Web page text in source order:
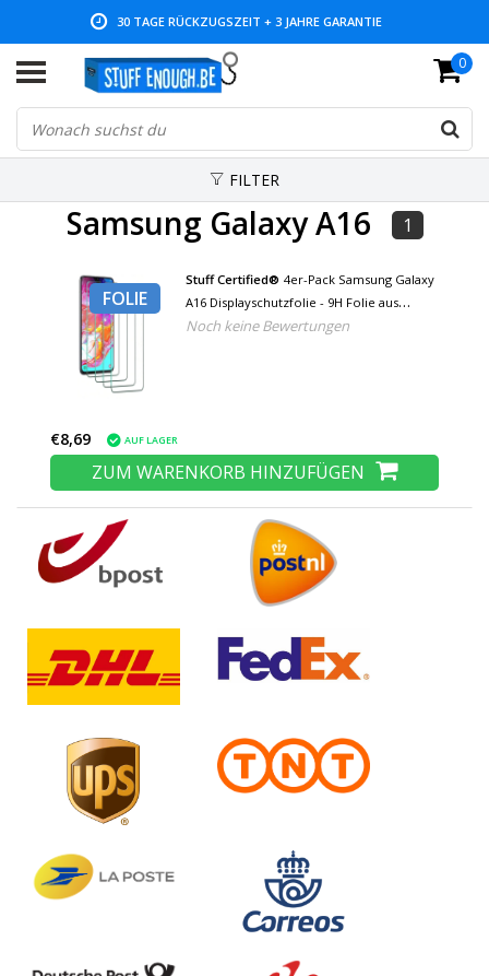
30 TAGE RÜCKZUGSZEIT + 3 JAHRE GARANTIE
NIEDRIGE PREISE UND GROSSE AUSWAHL 0
FILTER
Samsung Galaxy A16 1
FOLIE
Stuff Certified® 4er-Pack Samsung Galaxy
A16 Displayschutzfolie - 9H Folie aus
gehärtetem Glas
Noch keine Bewertungen
€8,69 AUF LAGER
ZUM WARENKORB HINZUFÜGEN